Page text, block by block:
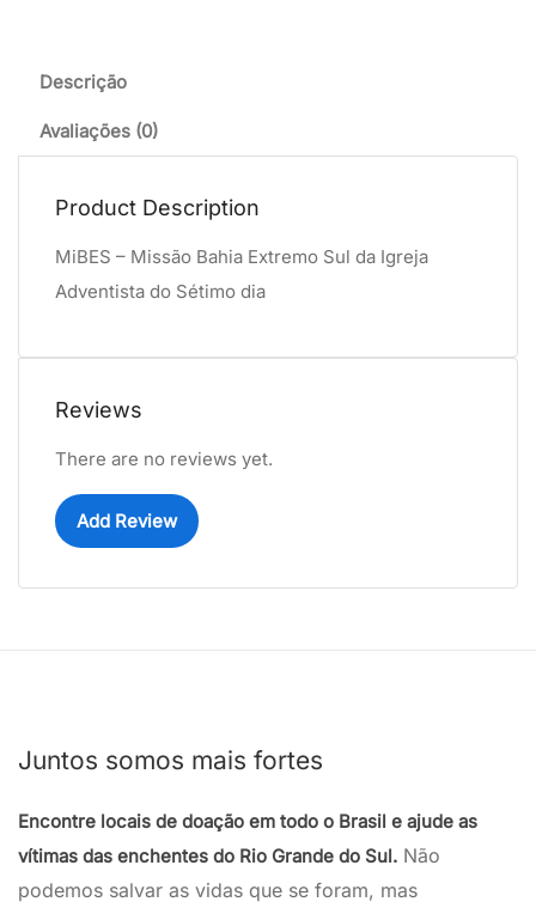
Descrição
Avaliações (0)
Product Description
MiBES – Missão Bahia Extremo Sul da Igreja
Adventista do Sétimo dia
Reviews
There are no reviews yet.
Add Review
Juntos somos mais fortes
Encontre locais de doação em todo o Brasil e ajude as
vítimas das enchentes do Rio Grande do Sul. Não
podemos salvar as vidas que se foram, mas